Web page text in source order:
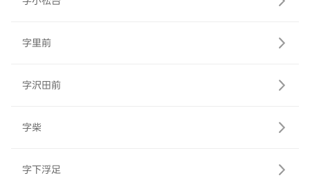
字里前
字沢田前
字柴
字下浮足